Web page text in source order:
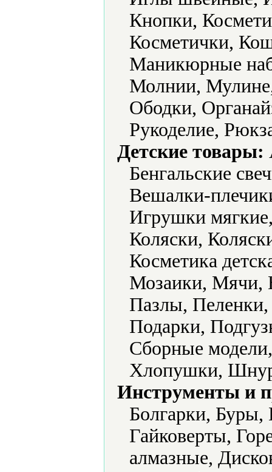
Кнопки,
Косметички,
Маникюрные
Молнии,
Ободки,
Рукоделие,
Детские товары:
Бенгальские
Вешалки-
Игрушки
Коляски,
Косметика
Мозаики, Мячи,
Пазлы,
Подарки,
Сборные
Хлопушки,
Инструменты и
Болгарки,
Гайковерты,
алмазные,